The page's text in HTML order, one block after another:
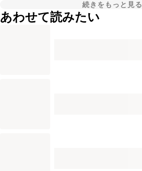
続きをもっと見る
あわせて読みたい